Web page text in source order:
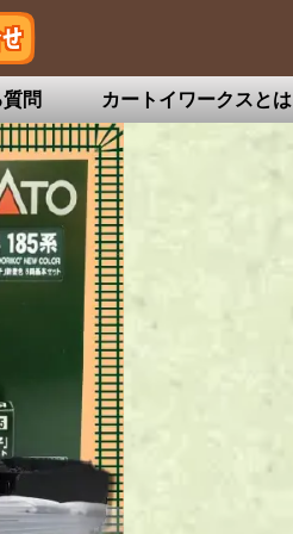
問 カートイワークスとは